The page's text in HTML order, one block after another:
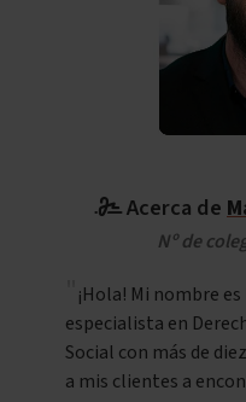
Acerca de
Nº de
¡Hola! Mi nombre
especialista en
Social con más de
a mis clientes a